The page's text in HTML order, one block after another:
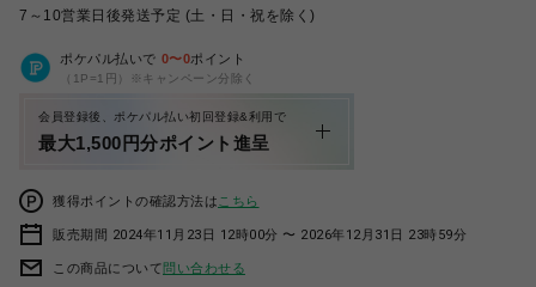
7～10営業日後発送予定 (土・日・祝を除く)
ポケパル払いで 0〜0ポイント
（1P=1円）※キャンペーン分除く
会員登録後、ポケパル払い初回登録&利用で
最大1,500円分ポイント進呈
獲得ポイントの確認方法は こちら
販売期間 2024年11月23日 12時00分 〜 2026年12月31日 23時59分
この商品について問い合わせる